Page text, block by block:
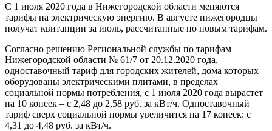
С 1 июля 2020 года в Нижегородской области меняются
тарифы на электрическую энергию. В августе нижегородцы
получат квитанции за июль, рассчитанные по новым тарифам.
Согласно решению Региональной службы по тарифам
Нижегородской области № 61/7 от 20.12.2020 года,
одноставочный тариф для городских жителей, дома которых
оборудованы электрическими плитами, в пределах
социальной нормы потребления, с 1 июля 2020 года вырастет
на 10 копеек – с 2,48 до 2,58 руб. за кВт/ч. Одноставочный
тариф сверх социальной нормы увеличится на 17 копеек: с
4,31 до 4,48 руб. за кВт/ч.